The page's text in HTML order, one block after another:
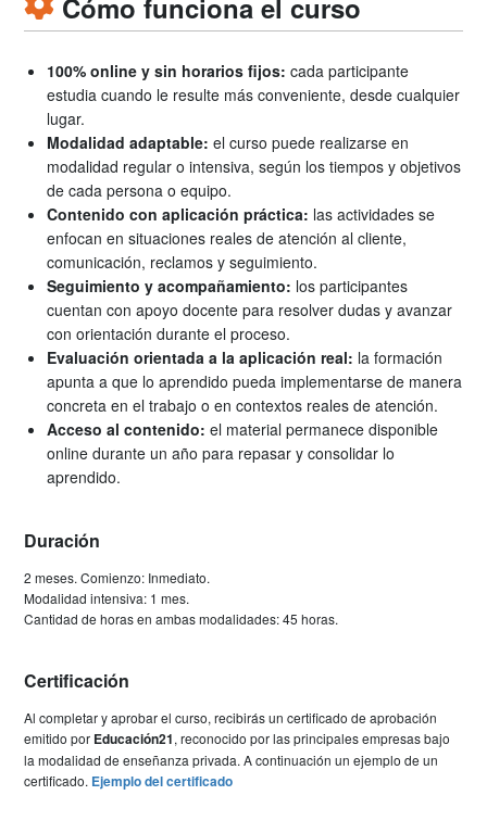
100% online y sin horarios fijos: cada participante
estudia cuando le resulte más conveniente, desde cualquier
lugar.
Modalidad adaptable: el curso puede realizarse en
modalidad regular o intensiva, según los tiempos y objetivos
de cada persona o equipo.
Contenido con aplicación práctica: las actividades se
enfocan en situaciones reales de atención al cliente,
comunicación, reclamos y seguimiento.
Seguimiento y acompañamiento: los participantes
cuentan con apoyo docente para resolver dudas y avanzar
con orientación durante el proceso.
Evaluación orientada a la aplicación real: la formación
apunta a que lo aprendido pueda implementarse de manera
concreta en el trabajo o en contextos reales de atención.
Acceso al contenido: el material permanece disponible
online durante un año para repasar y consolidar lo
aprendido.
Duración
2 meses. Comienzo: Inmediato.
Modalidad intensiva: 1 mes.
Cantidad de horas en ambas modalidades: 45 horas.
Certificación
Al completar y aprobar el curso, recibirás un certificado de aprobación
emitido por Educación21, reconocido por las principales empresas bajo
la modalidad de enseñanza privada. A continuación un ejemplo de un
certificado. Ejemplo del certificado